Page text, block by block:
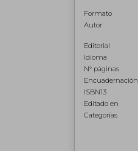
Formato
Autor
Editorial
Idioma
N° páginas
Encuadernación
ISBN13
Editado en
Categorías